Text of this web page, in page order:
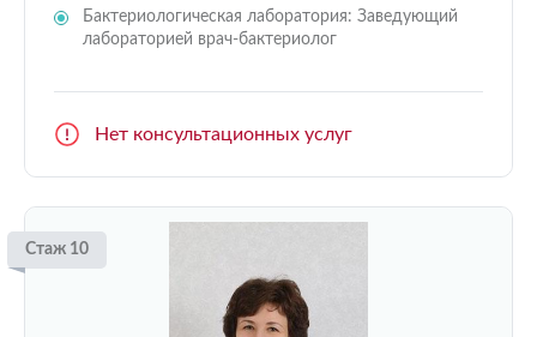
Бактериологическая лаборатория: Заведующий
лабораторией врач-бактериолог
Нет консультационных услуг
Стаж 10